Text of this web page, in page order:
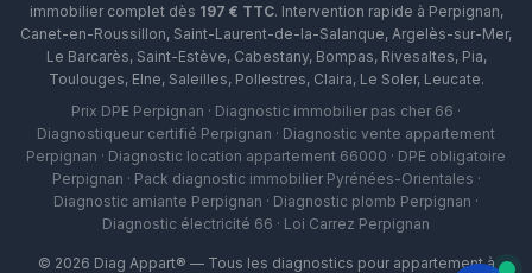
immobilier complet dès 197 € TTC. Intervention rapide à Perpignan,
Canet-en-Roussillon, Saint-Laurent-de-la-Salanque, Argelès-sur-Mer,
Le Barcarès, Saint-Estève, Cabestany, Bompas, Rivesaltes, Pia,
Toulouges, Elne, Saleilles, Pollestres, Claira, Le Soler, Leucate.
Prix DPE Perpignan · Diagnostic immobilier pas cher 66 ·
Diagnostiqueur certifié Perpignan · Diagnostic vente appartement
Perpignan · Diagnostic location appartement 66000 · DPE obligatoire
Perpignan · Pack diagnostic immobilier Pyrénées-Orientales ·
Diagnostic amiante Perpignan · Diagnostic plomb Perpignan ·
Diagnostic électricité 66 · Loi Carrez Perpignan
© 2026 Diag Appart® — Tous les diagnostics pour appartement à